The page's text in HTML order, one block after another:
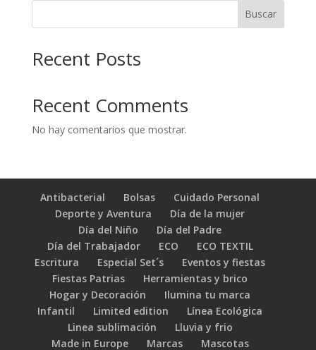
Buscar
Recent Posts
Recent Comments
No hay comentarios que mostrar.
Antibacterial Bolsas
Cuidado Personal
Deporte y Aventura
Día de la mujer
Día del Niño
Día del Padre
Día del Trabajador
ECO
ECO TEXTIL
Escritura
Especial Set´s
Eventos y fiestas
Fiestas Patrias
Herramientas y brico
Hogar y Decoración
Ilumina tu marca
Infantil
Limited edition
Línea Ecológica
Linea sublimación
Lluvia y frio
Made in Europe
Marcas Mascotas